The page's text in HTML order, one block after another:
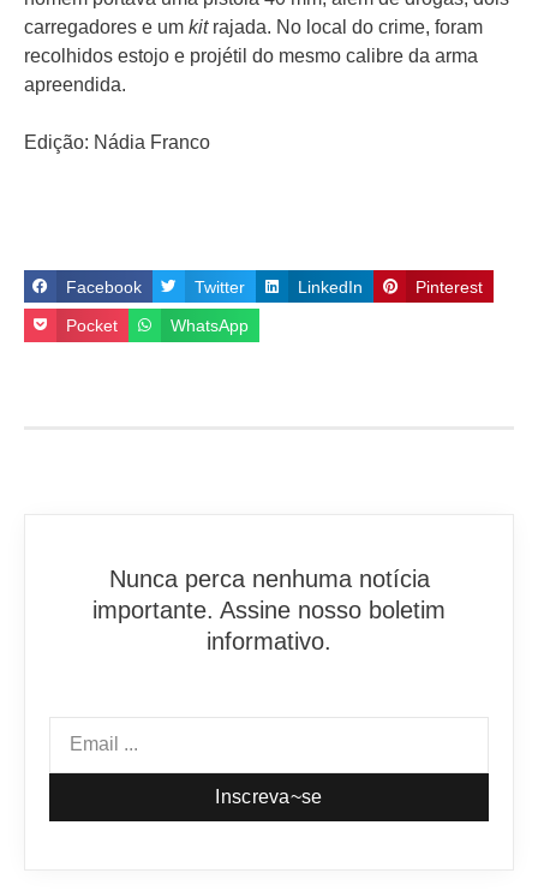
carregadores e um kit rajada. No local do crime, foram
recolhidos estojo e projétil do mesmo calibre da arma
apreendida.
Edição: Nádia Franco
Facebook Twitter LinkedIn Pinterest
Pocket WhatsApp
Nunca perca nenhuma notícia
importante. Assine nosso boletim
informativo.
Inscreva~se